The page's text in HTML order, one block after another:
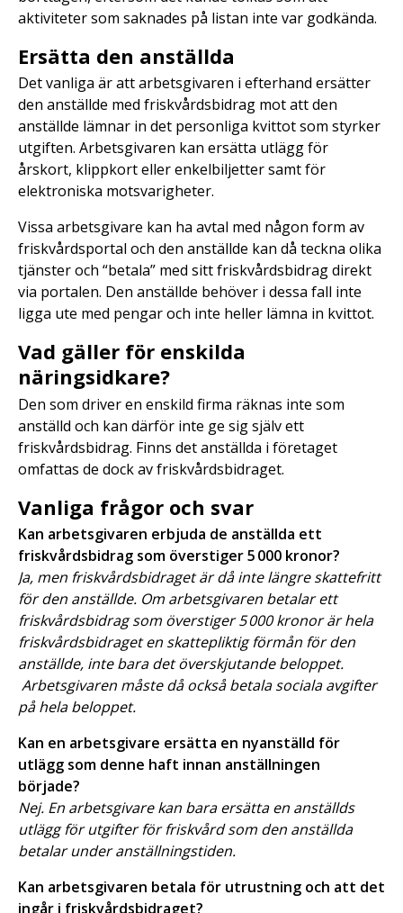
aktiviteter som saknades på listan inte var godkända.
Ersätta den anställda
Det vanliga är att arbetsgivaren i efterhand ersätter
den anställde med friskvårdsbidrag mot att den
anställde lämnar in det personliga kvittot som styrker
utgiften. Arbetsgivaren kan ersätta utlägg för
årskort, klippkort eller enkelbiljetter samt för
elektroniska motsvarigheter.
Vissa arbetsgivare kan ha avtal med någon form av
friskvårdsportal och den anställde kan då teckna olika
tjänster och “betala” med sitt friskvårdsbidrag direkt
via portalen. Den anställde behöver i dessa fall inte
ligga ute med pengar och inte heller lämna in kvittot.
Vad gäller för enskilda
näringsidkare?
Den som driver en enskild firma räknas inte som
anställd och kan därför inte ge sig själv ett
friskvårdsbidrag. Finns det anställda i företaget
omfattas de dock av friskvårdsbidraget.
Vanliga frågor och svar
Kan arbetsgivaren erbjuda de anställda ett
friskvårdsbidrag som överstiger 5 000 kronor?
Ja, men friskvårdsbidraget är då inte längre skattefritt
för den anställde. Om arbetsgivaren betalar ett
friskvårdsbidrag som överstiger 5 000 kronor är hela
friskvårdsbidraget en skattepliktig förmån för den
anställde, inte bara det överskjutande beloppet.
Arbetsgivaren måste då också betala sociala avgifter
på hela beloppet.
Kan en arbetsgivare ersätta en nyanställd för
utlägg som denne haft innan anställningen
började?
Nej. En arbetsgivare kan bara ersätta en anställds
utlägg för utgifter för friskvård som den anställda
betalar under anställningstiden.
Kan arbetsgivaren betala för utrustning och att det
ingår i friskvårdsbidraget?